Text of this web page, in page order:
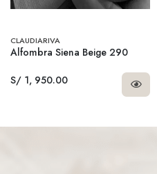
CLAUDIARIVA
Alfombra Siena Beige 290
S/ 1, 950.00